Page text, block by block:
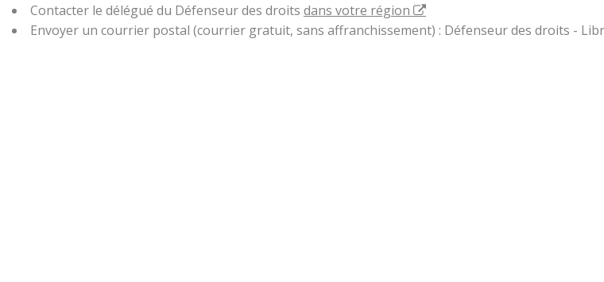
Contacter le délégué du Défenseur des droits dans votre région
Envoyer un courrier postal (courrier gratuit, sans affranchissement) : Défenseur des droits -